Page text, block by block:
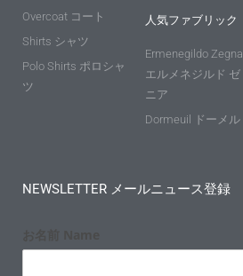
Overcoat コート
Shirts シャツ
Polo Shirts ポロシャ
ツ
人気ファブリック
Ermenegildo Zegna
エルメネジルド ゼ
ニア
Dormeuil ドーメル
NEWSLETTER メールニュース登録